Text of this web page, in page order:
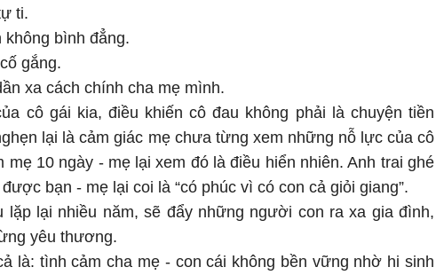
ti.
không bình đẳng.
gắng.
xa cách chính cha mẹ mình.
cô gái kia, điều khiến cô đau không phải là chuyện tiền
lại là cảm giác mẹ chưa từng xem những nỗ lực của cô
mẹ 10 ngày - mẹ lại xem đó là điều hiển nhiên. Anh trai ghé
bạn - mẹ lại coi là “có phúc vì có con cả giỏi giang”.
lặp lại nhiều năm, sẽ đẩy những người con ra xa gia đình,
yêu thương.
là: tình cảm cha mẹ - con cái không bền vững nhờ hi sinh